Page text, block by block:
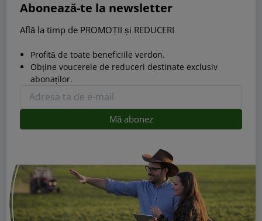
Abonează-te la newsletter
Află la timp de PROMOȚII și REDUCERI
Profită de toate beneficiile verdon.
Obține voucerele de reduceri destinate exclusiv
abonaților.